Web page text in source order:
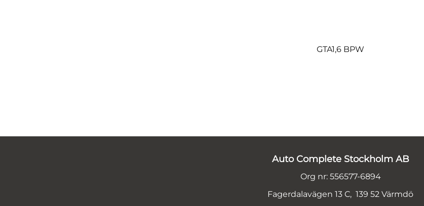
GTA1,6 BPW
Auto Complete Stockholm AB
Org nr: 556577-6894
Fagerdalavägen 13 C, 139 52 Värmdö